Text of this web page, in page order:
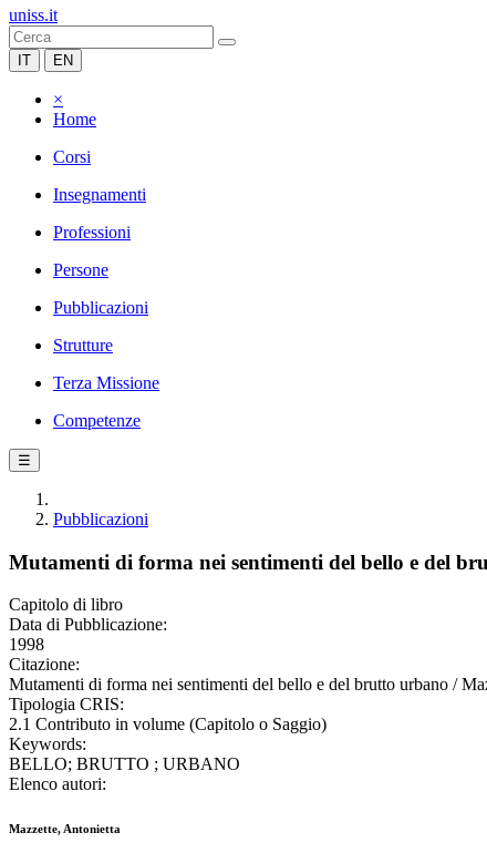
uniss.it
IT EN
×
Home
Corsi
Insegnamenti
Professioni
Persone
Pubblicazioni
Strutture
Terza Missione
Competenze
☰
Pubblicazioni
Mutamenti di forma nei sentimenti del bello e del
Capitolo di libro
Data di Pubblicazione:
1998
Citazione:
Mutamenti di forma nei sentimenti del bello e del brutto urbano /
Tipologia CRIS:
2.1 Contributo in volume (Capitolo o Saggio)
Keywords:
BELLO; BRUTTO ; URBANO
Elenco autori:
Mazzette, Antonietta